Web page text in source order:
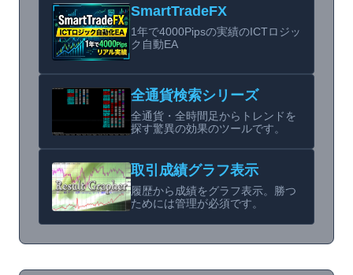
SmartTradeFX
1年で4000Pipsの実績のICTロジッ
ク自動EA
全通貨検索シリーズ
全通貨・全時間足からトレンドを
探す驚異の効果のツールです。
取引成績グラフ表示
履歴から成績をグラフ表示。勝つ
ためには管理が必須です。